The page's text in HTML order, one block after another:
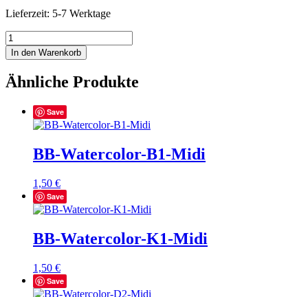
Lieferzeit: 5-7 Werktage
BB-
Watercolor-
B2-
Midi
Menge
In den Warenkorb
Ähnliche Produkte
Save
BB-Watercolor-B1-Midi
1,50 €
Save
BB-Watercolor-K1-Midi
1,50 €
Save